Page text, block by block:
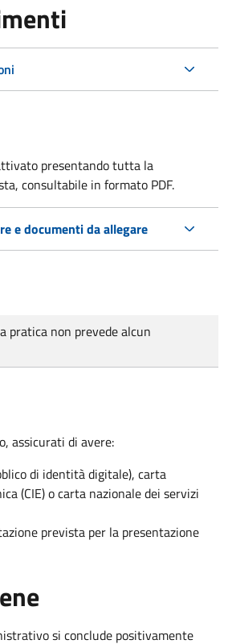
presentando tutta la
consultabile in formato PDF.
e documenti da allegare
pratica non prevede alcun
assicurati di avere:
di identità digitale), carta
(CIE) o carta nazionale dei servizi
prevista per la presentazione
si conclude positivamente